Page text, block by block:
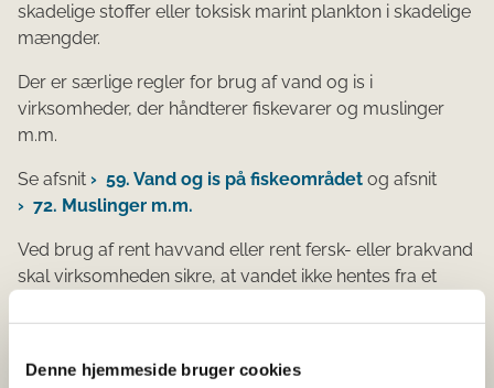
Denne hjemmeside bruger cookies
skadelige stoffer eller toksisk marint plankton i skadelige
mængder.
Der er særlige regler for brug af vand og is i
virksomheder, der håndterer fiskevarer og muslinger
m.m.
Se afsnit 59. Vand og is på fiskeområdet og afsnit
72. Muslinger m.m.
Ved brug af rent havvand eller rent fersk- eller brakvand
skal virksomheden sikre, at vandet ikke hentes fra et
afstand fra kysten og fra indsejlinger til havne og